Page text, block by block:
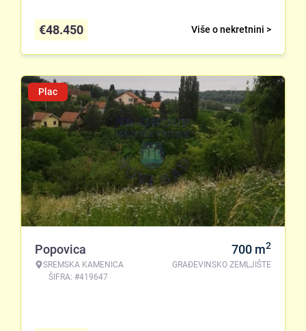
Više o nekretnini >
€48.450
Plac
Popovica
SREMSKA KAMENICA
ŠIFRA: #419647
700 m2
GRAĐEVINSKO ZEMLJIŠTE